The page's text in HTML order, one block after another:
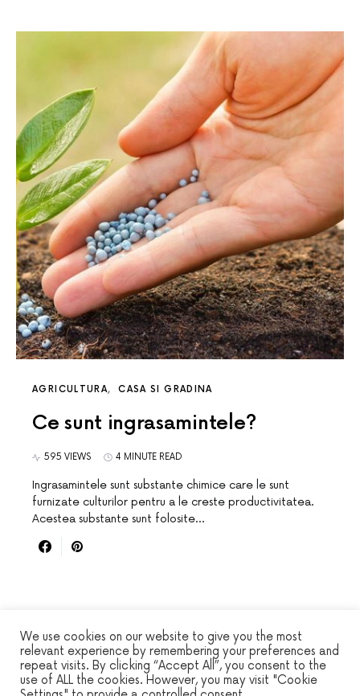
AGRICULTURA CASA SI GRADINA
Ce sunt ingrasamintele?
595 VIEWS 4 MINUTE READ
Ingrasamintele sunt substante chimice care le sunt
furnizate culturilor pentru a le creste productivitatea.
Acestea substante sunt folosite…
WINSEC
We use cookies on our website to give you the most
relevant experience by remembering your preferences and
repeat visits. By clicking “Accept All”, you consent to the
use of ALL the cookies. However, you may visit "Cookie